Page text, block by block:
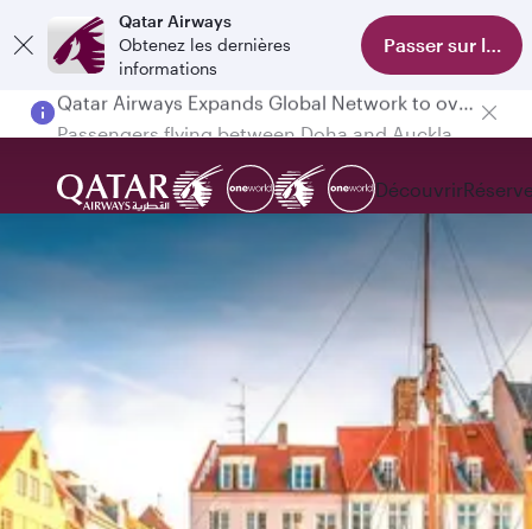
Qatar Airways
Obtenez les dernières
informations
Passer sur
Passengers flying between Doha and Auckland on QR914 and QR915
Découvrir